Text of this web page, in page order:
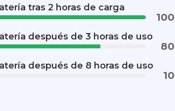
tras 2 horas de carga
100
después de 3 horas de uso
80
después de 8 horas de uso
10